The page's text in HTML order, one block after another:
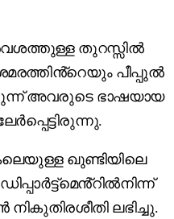
തുറസ്സിൽ
പീപ്പുൽ
അവരുടെ ഭാഷയായ
ഖുണ്ടിയിലെ
ലഭിച്ചു.